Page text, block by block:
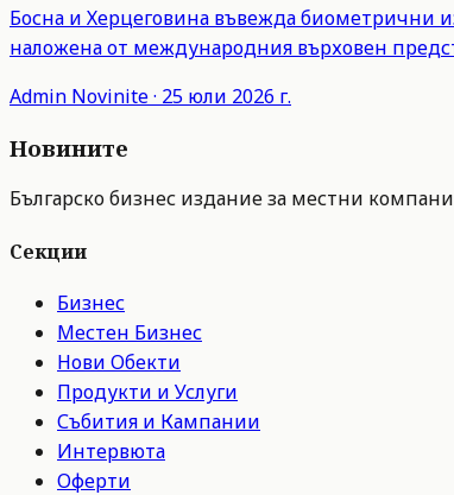
Босна и Херцеговина въвежда биометрични
наложена от международния върховен
Admin Novinite· 25 юли 2026 г.
Новините
Българско бизнес издание за местни
Секции
Бизнес
Местен Бизнес
Нови Обекти
Продукти и Услуги
Събития и Кампании
Интервюта
Оферти